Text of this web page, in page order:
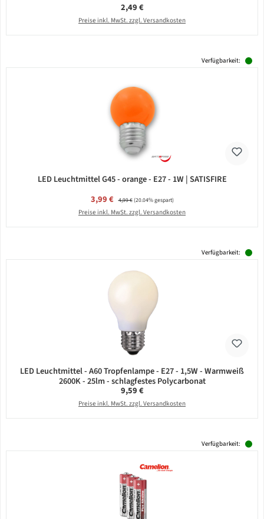
Regulärer Preis:
2,49 €
Preise inkl. MwSt. zzgl. Versandkosten
Verfügbarkeit:
LED Leuchtmittel G45 - orange - E27 - 1W | SATISFIRE
Verkaufspreis:
3,99 € Regulärer Preis:
4,99 €(20.04% gespart)
Preise inkl. MwSt. zzgl. Versandkosten
Verfügbarkeit:
LED Leuchtmittel - A60 Tropfenlampe - E27 - 1,5W - Warmweiß
2600K - 25lm - schlagfestes Polycarbonat
Regulärer Preis:
9,59 €
Preise inkl. MwSt. zzgl. Versandkosten
Verfügbarkeit: